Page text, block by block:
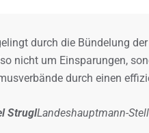
durch die Bündelung
nicht um Einsparungen,
durch einen
StruglLandeshauptmann-